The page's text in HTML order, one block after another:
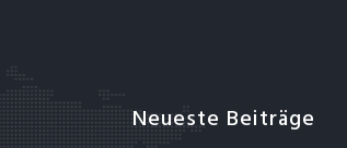
Neueste Beiträge